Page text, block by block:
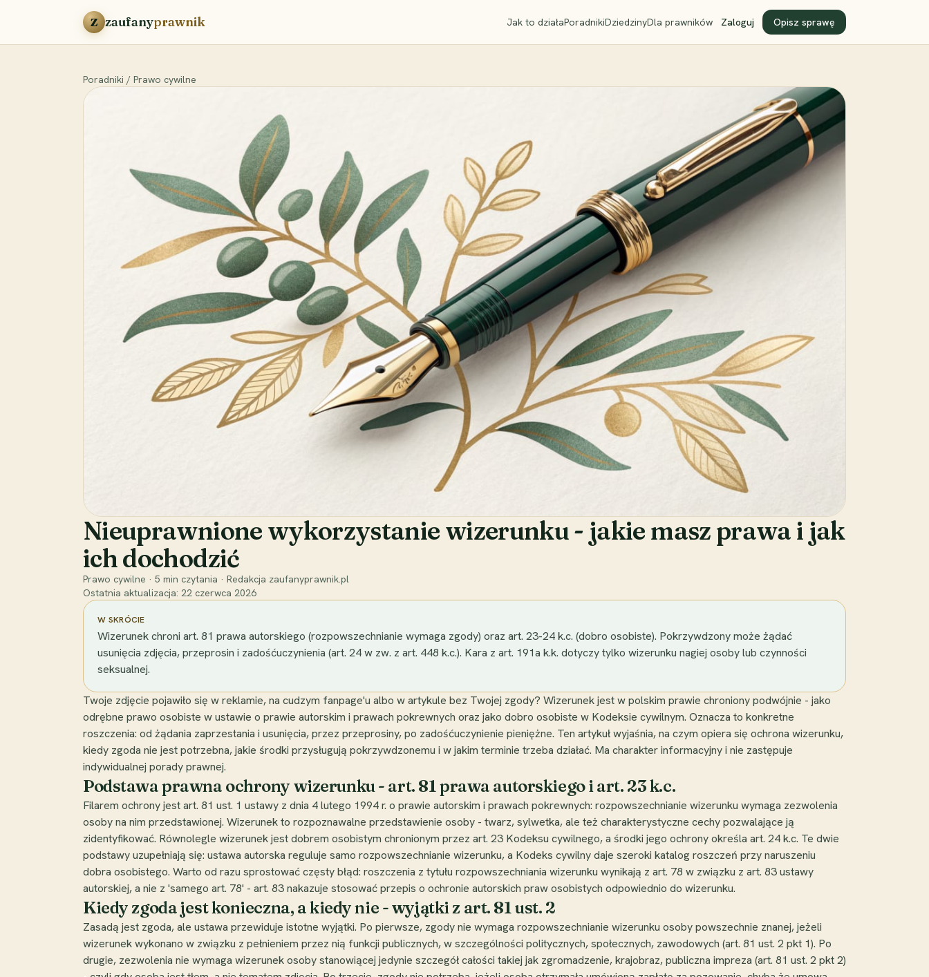
Przejdź do treści
Z zaufanyprawnik Jak to działaPoradnikiDziedzinyDla prawników Zaloguj Opisz sprawę
Poradniki / Prawo cywilne
Nieuprawnione wykorzystanie wizerunku - jakie masz prawa i jak
ich dochodzić
Prawo cywilne · 5 min czytania · Redakcja zaufanyprawnik.pl
Ostatnia aktualizacja: 22 czerwca 2026
W SKRÓCIE
Wizerunek chroni art. 81 prawa autorskiego (rozpowszechnianie wymaga zgody) oraz art. 23-24 k.c. (dobro osobiste). Pokrzywdzony może żądać
usunięcia zdjęcia, przeprosin i zadośćuczynienia (art. 24 w zw. z art. 448 k.c.). Kara z art. 191a k.k. dotyczy tylko wizerunku nagiej osoby lub czynności
seksualnej.
Twoje zdjęcie pojawiło się w reklamie, na cudzym fanpage'u albo w artykule bez Twojej zgody? Wizerunek jest w polskim prawie chroniony podwójnie - jako
odrębne prawo osobiste w ustawie o prawie autorskim i prawach pokrewnych oraz jako dobro osobiste w Kodeksie cywilnym. Oznacza to konkretne
roszczenia: od żądania zaprzestania i usunięcia, przez przeprosiny, po zadośćuczynienie pieniężne. Ten artykuł wyjaśnia, na czym opiera się ochrona wizerunku,
kiedy zgoda nie jest potrzebna, jakie środki przysługują pokrzywdzonemu i w jakim terminie trzeba działać. Ma charakter informacyjny i nie zastępuje
indywidualnej porady prawnej.
Podstawa prawna ochrony wizerunku - art. 81 prawa autorskiego i art. 23 k.c.
Filarem ochrony jest art. 81 ust. 1 ustawy z dnia 4 lutego 1994 r. o prawie autorskim i prawach pokrewnych: rozpowszechnianie wizerunku wymaga zezwolenia
osoby na nim przedstawionej. Wizerunek to rozpoznawalne przedstawienie osoby - twarz, sylwetka, ale też charakterystyczne cechy pozwalające ją
zidentyfikować. Równolegle wizerunek jest dobrem osobistym chronionym przez art. 23 Kodeksu cywilnego, a środki jego ochrony określa art. 24 k.c. Te dwie
podstawy uzupełniają się: ustawa autorska reguluje samo rozpowszechnianie wizerunku, a Kodeks cywilny daje szeroki katalog roszczeń przy naruszeniu
dobra osobistego. Warto od razu sprostować częsty błąd: roszczenia z tytułu rozpowszechniania wizerunku wynikają z art. 78 w związku z art. 83 ustawy
autorskiej, a nie z 'samego art. 78' - art. 83 nakazuje stosować przepis o ochronie autorskich praw osobistych odpowiednio do wizerunku.
Kiedy zgoda jest konieczna, a kiedy nie - wyjątki z art. 81 ust. 2
Zasadą jest zgoda, ale ustawa przewiduje istotne wyjątki. Po pierwsze, zgody nie wymaga rozpowszechnianie wizerunku osoby powszechnie znanej, jeżeli
wizerunek wykonano w związku z pełnieniem przez nią funkcji publicznych, w szczególności politycznych, społecznych, zawodowych (art. 81 ust. 2 pkt 1). Po
drugie, zezwolenia nie wymaga wizerunek osoby stanowiącej jedynie szczegół całości takiej jak zgromadzenie, krajobraz, publiczna impreza (art. 81 ust. 2 pkt 2)